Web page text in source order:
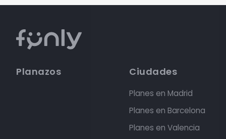
Planazos Ciudades
Planes en Madrid
Planes en Barcelona
Planes en Valencia